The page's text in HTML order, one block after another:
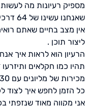
מספיק רעיונות מה לעשות
שאנחנו עשינו של 64 דרכים לייצר תוכן .
אין מצב בחיים שאתם
ליצור תוכן .
הרעיון הוא לראות איך
תהיו כמו חקלאים
כל הזמן לחפש איך לצוד
אני מקווה מאוד שנזפתי